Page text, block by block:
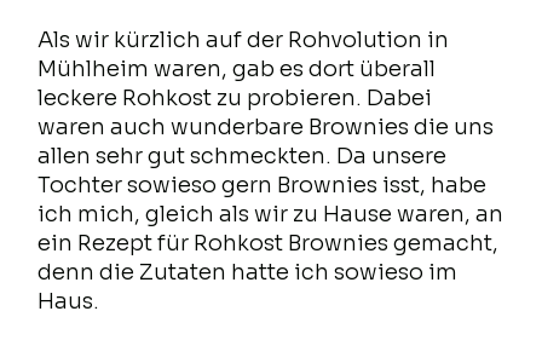
Als wir kürzlich auf der Rohvolution in
Mühlheim waren, gab es dort überall
leckere Rohkost zu probieren. Dabei
waren auch wunderbare Brownies die uns
allen sehr gut schmeckten. Da unsere
Tochter sowieso gern Brownies isst, habe
ich mich, gleich als wir zu Hause waren, an
ein Rezept für Rohkost Brownies gemacht,
denn die Zutaten hatte ich sowieso im
Haus.